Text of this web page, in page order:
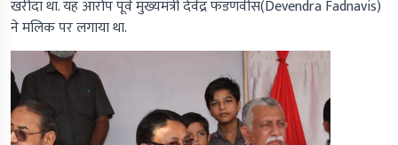
खरीदा था. यह आरोप पूर्व मुख्यमंत्री देवेंद्र फडणवीस(Devendra Fadnavis)
ने मलिक पर लगाया था.